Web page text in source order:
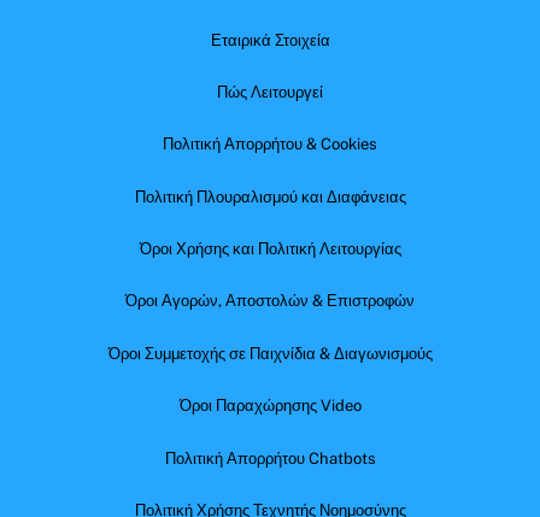
Εταιρικά Στοιχεία
Πώς Λειτουργεί
Πολιτική Απορρήτου & Cookies
Πολιτική Πλουραλισμού και Διαφάνειας
Όροι Χρήσης και Πολιτική Λειτουργίας
Όροι Αγορών, Αποστολών & Επιστροφών
Όροι Συμμετοχής σε Παιχνίδια & Διαγωνισμούς
Όροι Παραχώρησης Video
Πολιτική Απορρήτου Chatbots
Πολιτική Χρήσης Τεχνητής Νοημοσύνης